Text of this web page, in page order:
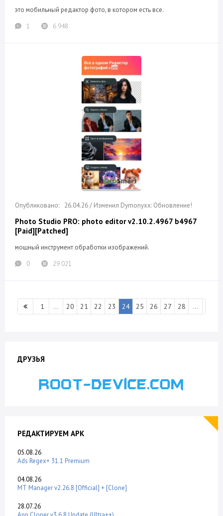
это мобильный редактор фото, в котором есть все.
1
6 948
26.04.26 / Изменил Dymonyxx: Обновление!
Photo Studio PRO: photo editor v2.10.2.4967 b4967
[Paid][Patched]
мощный инструмент обработки изображений.
0
29 021
1 ... 20 21 22 23 24 25 26 27 28 ...
ДРУЗЬЯ
РЕДАКТИРУЕМ APK
05.08.26
Ads Regex+ 31.1 Premium
04.08.26
MT Manager v2.26.8 [Official] + [Clone]
28.07.26